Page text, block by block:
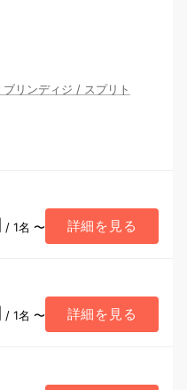
ブリンディジ / スプリト
/ 1名 〜 詳細を見る
/ 1名 〜 詳細を見る